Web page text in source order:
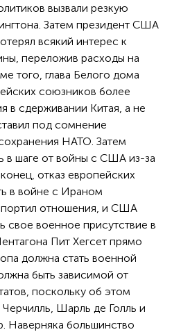
вызвали резкую
Затем президент США
всякий интерес к
переложив расходы на
того, глава Белого дома
союзников более
в сдерживании Китая, а не
под сомнение
НАТО. Затем
в шаге от войны с США из-за
отказ европейских
в войне с Ираном
отношения, и США
свое военное присутствие в
Пит Хегсет прямо
должна стать военной
быть зависимой от
поскольку об этом
Шарль де Голль и
Наверняка большинство